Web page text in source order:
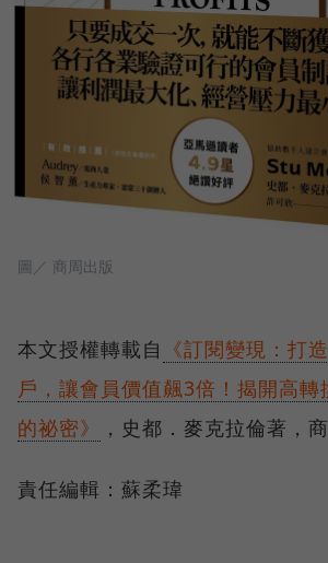
圖／ 商周出版
本文授權轉載自 《訂閱變現：打
戶，讓會員價值飆3倍！揭開高轉
的祕密》
，史都．麥克拉倫著，
責任編輯：蘇柔瑋